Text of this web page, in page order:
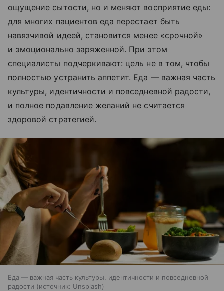
ощущение сытости, но и меняют восприятие еды:
для многих пациентов еда перестает быть
навязчивой идеей, становится менее «срочной»
и эмоционально заряженной. При этом
специалисты подчеркивают: цель не в том, чтобы
полностью устранить аппетит. Еда — важная часть
культуры, идентичности и повседневной радости,
и полное подавление желаний не считается
здоровой стратегией.
Еда — важная часть культуры, идентичности и повседневной
радости
источник: Unsplash